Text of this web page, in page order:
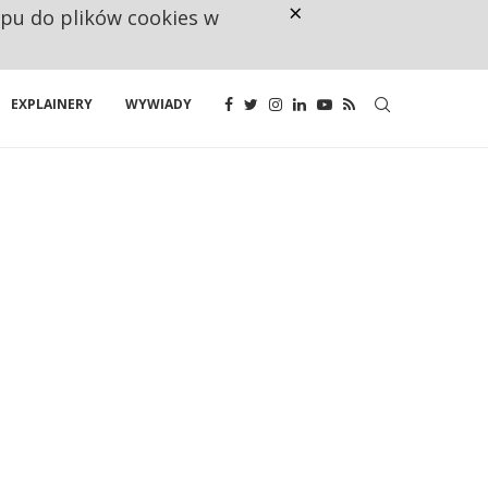
EXPLAINERY WYWIADY
do plików cookies w ×